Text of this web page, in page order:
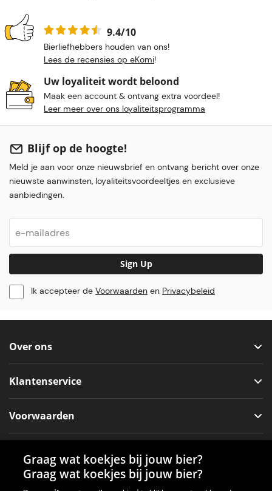
9.4/10
Bierliefhebbers houden van ons!
Lees de recensies op eKomi!
Uw loyaliteit wordt beloond
Maak een account & ontvang extra voordeel!
Leer meer over ons loyaliteitsprogramma
Blijf op de hoogte!
Meld je aan voor onze nieuwsbrief en ontvang bericht over onze
nieuwste aanwinsten, loyaliteitsvoordeeltjes en exclusieve
aanbiedingen.
Sign Up
Ik accepteer de Voorwaarden en Privacybeleid
Over ons
Klantenservice
Voorwaarden
Graag wat koekjes bij jouw bier?
Graag wat koekjes bij jouw bier?